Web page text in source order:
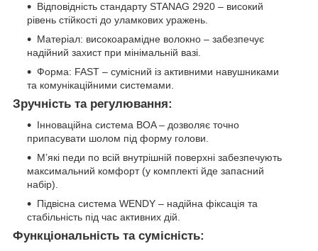
Відповідність стандарту STANAG 2920 – високий
рівень стійкості до уламкових уражень.
Матеріал: високоарамідне волокно – забезпечує
надійний захист при мінімальній вазі.
Форма: FAST – сумісний із активними навушниками
та комунікаційними системами.
Зручність та регулювання:
Інноваційна система BOA – дозволяє точно
припасувати шолом під форму голови.
М’які педи по всій внутрішній поверхні забезпечують
максимальний комфорт (у комплекті йде запасний
набір).
Підвісна система WENDY – надійна фіксація та
стабільність під час активних дій.
Функціональність та сумісність: